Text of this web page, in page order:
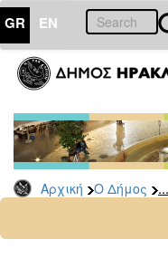
GR EN
Αρχική Ο Δήμος ...
ΔΗΜΟΣ
Διακηρύξεις
-
Δημοπρασίες
Αρχείο
2025